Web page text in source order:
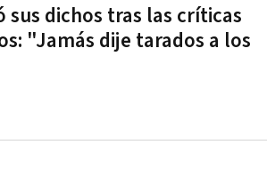
sus dichos tras las críticas
"Jamás dije tarados a los